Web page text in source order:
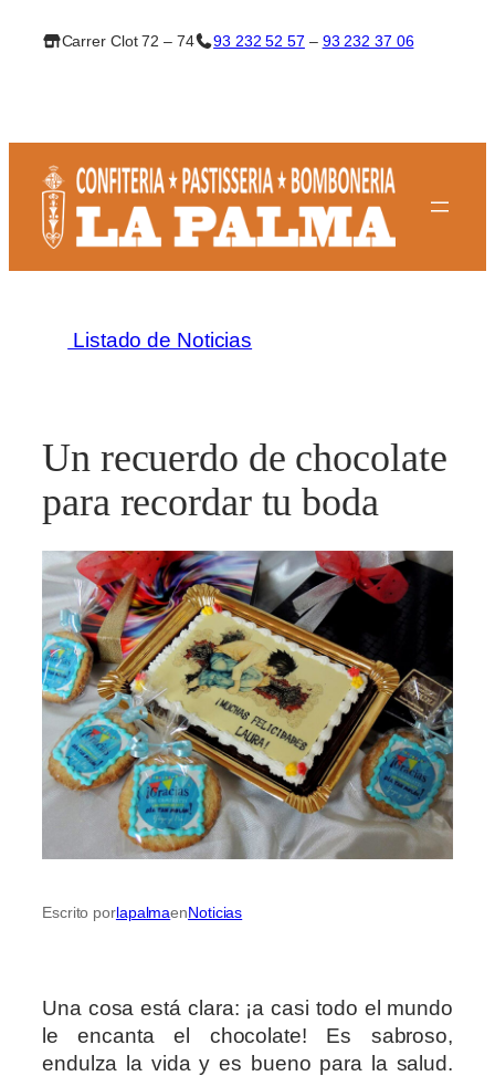
Carrer Clot 72 – 74 93 232 52 57 – 93 232 37 06
Listado de Noticias
Un recuerdo de chocolate
para recordar tu boda
Escrito porlapalmaenNoticias
Una cosa está clara: ¡a casi todo el mundo
le encanta el chocolate! Es sabroso,
endulza la vida y es bueno para la salud.